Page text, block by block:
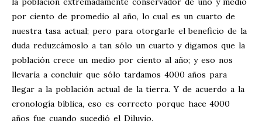
por ciento de promedio al año, lo cual es un cuarto de
nuestra tasa actual; pero para otorgarle el beneficio de la
duda reduzcámoslo a tan sólo un cuarto y digamos que la
población crece un medio por ciento al año; y eso nos
llevaría a concluir que sólo tardamos 4000 años para
llegar a la población actual de la tierra. Y de acuerdo a la
cronología bíblica, eso es correcto porque hace 4000
años fue cuando sucedió el Diluvio.